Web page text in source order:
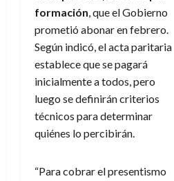
formación, que el Gobierno
prometió abonar en febrero.
Según indicó, el acta paritaria
establece que se pagará
inicialmente a todos, pero
luego se definirán criterios
técnicos para determinar
quiénes lo percibirán.
“Para cobrar el presentismo